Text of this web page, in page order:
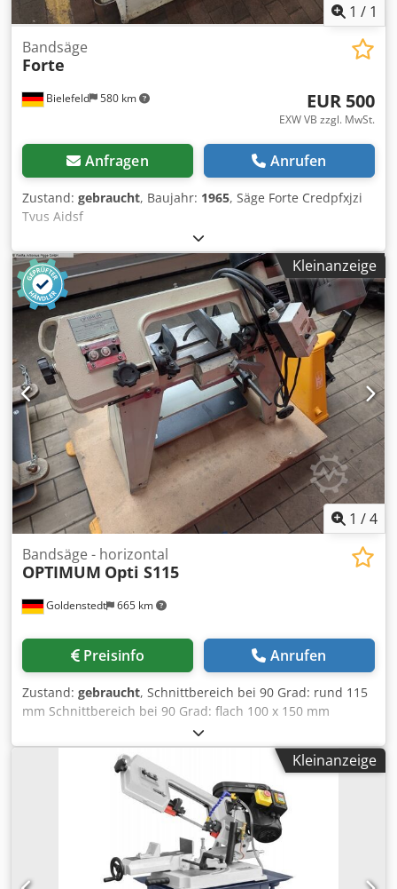
1 / 1
Bielefeld 580 km
Bandsäge
Forte
EUR 500
EXW VB zzgl. MwSt.
Anfragen Anrufen
Zustand: gebraucht, Baujahr: 1965, Säge Forte Credpfxjzi
Tvus Aidsf
Kleinanzeige
1 /4
Goldenstedt 665 km
Bandsäge - horizontal
OPTIMUM Opti S115
Preisinfo Anrufen
Zustand: gebraucht, Schnittbereich bei 90 Grad: rund 115
mm Schnittbereich bei 90 Grad: flach 100 x 150 mm
Crodpjyy A Rfefx Aidof Sägebandabmessungen 1638 x 13 x
0,65 mm Sägebandgeschwindigkeit 20/29/50 m/min
Kleinanzeige